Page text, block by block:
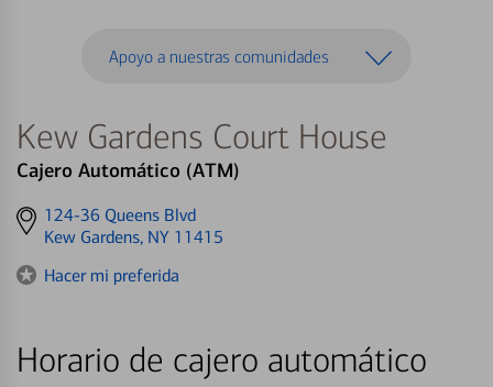
Apoyo a nuestras comunidades
Kew Gardens Court House
Cajero Automático (ATM)
Get
directions
124-36 Queens Blvd
Kew Gardens, NY 11415
Hacer mi preferida
Horario de cajero automático